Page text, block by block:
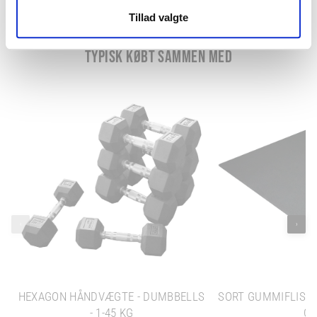
Tillad valgte
TYPISK KØBT SAMMEN MED
HEXAGON HÅNDVÆGTE - DUMBBELLS
- 1-45 KG
SORT
›